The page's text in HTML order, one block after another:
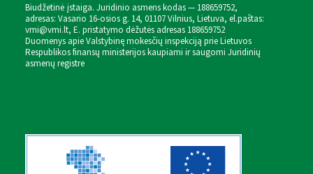
Biudžetinė įstaiga. Juridinio asmens kodas — 188659752,
adresas: Vasario 16-osios g. 14, 01107 Vilnius, Lietuva, el.paštas:
vmi@vmi.lt, E. pristatymo dėžutės adresas 188659752
Duomenys apie Valstybinę mokesčių inspekciją prie Lietuvos
Respublikos finansų ministerijos kaupiami ir saugomi Juridinių
asmenų registre